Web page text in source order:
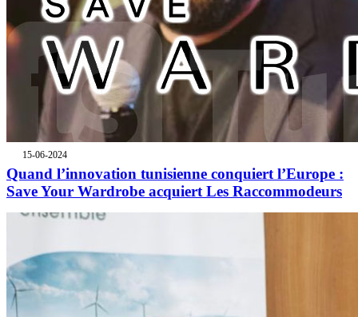
15-06-2024
Quand l’innovation tunisienne conquiert l’Europe :
Save Your Wardrobe acquiert Les Raccommodeurs